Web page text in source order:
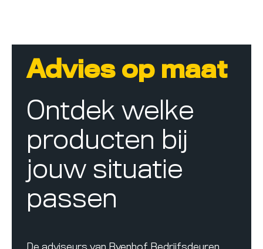
Advies op maat
Ontdek welke
producten bij
jouw situatie
passen
De adviseurs van Byenhof Bedrijfsdeuren